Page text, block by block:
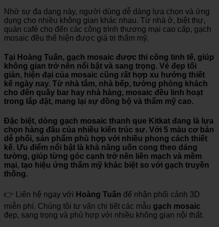
Nhờ sự đa dạng này, người dùng dễ dàng lựa chọn và ứng
dụng cho nhiều không gian khác nhau. Từ nhà ở, biệt thự,
quán café cho đến các công trình thương mại cao cấp, gạch
mosaic đều thể hiện được giá trị thẩm mỹ.
Tại Hoàng Tuấn, gạch mosaic được thi công tinh tế, giúp
không gian trở nên nổi bật và sang trọng. Vẻ đẹp tối
giản, hiện đại của mosaic cũng rất hợp xu hướng thiết
kế ngày nay. Từ nhà tắm, nhà bếp, tường phòng khách
cho đến quầy bar hay nhà hàng, mosaic đều linh hoạt
trong lắp đặt, mang lại sự đồng bộ và thẩm mỹ cao.
Đặc biệt, dòng gạch mosaic thanh que Kitkat đang là lựa
chọn hàng đầu của nhiều kiến trúc sư. Với 5 màu cơ bản
dễ phối, sản phẩm phù hợp với nhiều phong cách thiết
kế. Ưu điểm nổi bật là khả năng uốn cong theo dáng
tường, giúp từng góc cạnh trở nên liền mạch và mềm
mại, tạo hiệu ứng thẩm mỹ khác biệt so với gạch truyền
thống.
👉 Liên hệ ngay với Hoàng Tuấn để nhận phối cảnh 3D
miễn phí. Chúng tôi tư vấn chi tiết các mẫu gạch mosaic
đẹp, sang trọng và phù hợp với nhiều không gian nội thất.